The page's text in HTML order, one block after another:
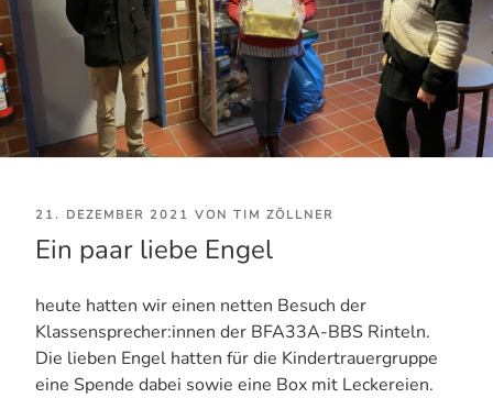
VERÖFFENTLICHT
AM
21. DEZEMBER 2021 VON TIM ZÖLLNER
Ein paar liebe Engel
heute hatten wir einen netten Besuch der
Klassensprecher:innen der BFA33A-BBS Rinteln.
Die lieben Engel hatten für die Kindertrauergruppe
eine Spende dabei sowie eine Box mit Leckereien.